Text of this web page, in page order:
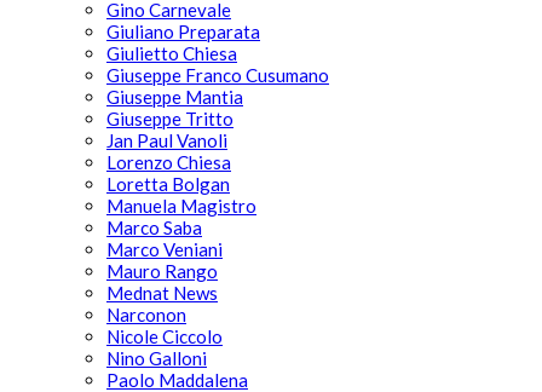
Gino Carnevale
Giuliano Preparata
Giulietto Chiesa
Giuseppe Franco Cusumano
Giuseppe Mantia
Giuseppe Tritto
Jan Paul Vanoli
Lorenzo Chiesa
Loretta Bolgan
Manuela Magistro
Marco Saba
Marco Veniani
Mauro Rango
Mednat News
Narconon
Nicole Ciccolo
Nino Galloni
Paolo Maddalena